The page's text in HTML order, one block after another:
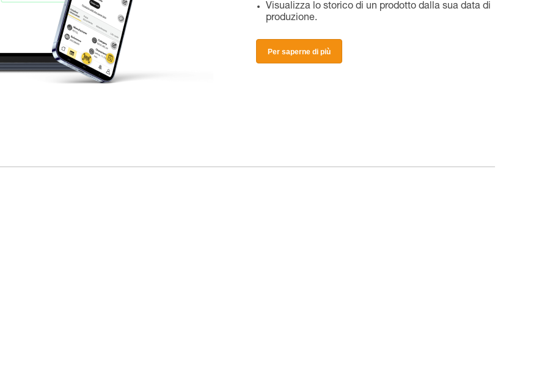
Visualizza lo storico di un prodotto dalla sua data di
produzione.
Per saperne di più